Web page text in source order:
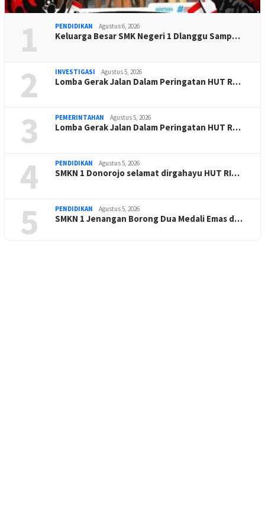
1 PENDIDIKAN Agustus 6, 2026
Keluarga Besar SMK Negeri 1 Dlanggu Samp…
2 INVESTIGASI Agustus 5, 2026
Lomba Gerak Jalan Dalam Peringatan HUT R…
3 PEMERINTAHAN Agustus 5, 2026
Lomba Gerak Jalan Dalam Peringatan HUT R…
4 PENDIDIKAN Agustus 5, 2026
SMKN 1 Donorojo selamat dirgahayu HUT RI…
5 PENDIDIKAN Agustus 5, 2026
SMKN 1 Jenangan Borong Dua Medali Emas d…